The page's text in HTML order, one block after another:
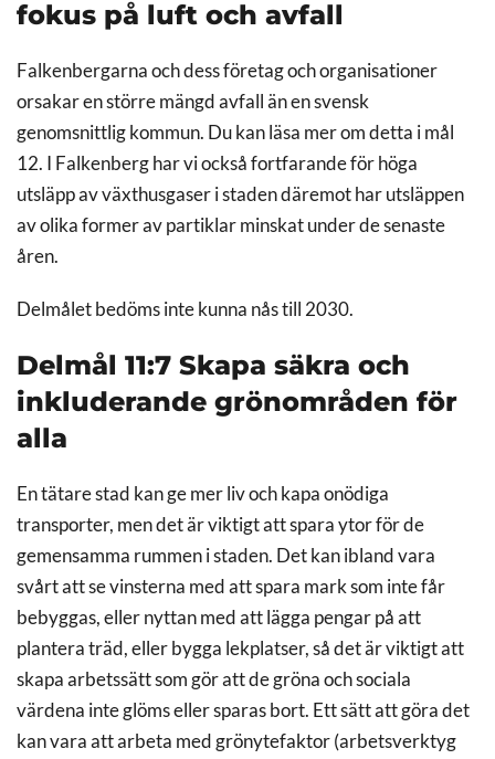
fokus på luft och avfall
Falkenbergarna och dess företag och organisationer
orsakar en större mängd avfall än en svensk
genomsnittlig kommun. Du kan läsa mer om detta i mål
12. I Falkenberg har vi också fortfarande för höga
utsläpp av växthusgaser i staden däremot har utsläppen
av olika former av partiklar minskat under de senaste
åren.
Delmålet bedöms inte kunna nås till 2030.
Delmål 11:7 Skapa säkra och
inkluderande grönområden för
alla
En tätare stad kan ge mer liv och kapa onödiga
transporter, men det är viktigt att spara ytor för de
gemensamma rummen i staden. Det kan ibland vara
svårt att se vinsterna med att spara mark som inte får
bebyggas, eller nyttan med att lägga pengar på att
plantera träd, eller bygga lekplatser, så det är viktigt att
skapa arbetssätt som gör att de gröna och sociala
värdena inte glöms eller sparas bort. Ett sätt att göra det
kan vara att arbeta med grönytefaktor (arbetsverktyg